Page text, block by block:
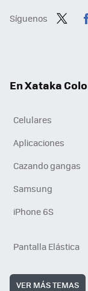
Síguenos
En Xataka
Celulares
Aplicaciones
Cazando gangas
Samsung
iPhone 6S
Pantalla Elástica
VER MÁS TEMAS